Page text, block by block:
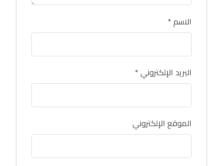
الاسم*
البريد الإلكتروني*
الموقع الإلكتروني